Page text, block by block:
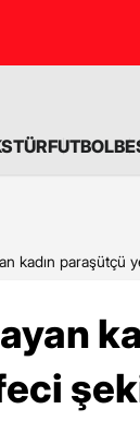
FUTBOL
kadın paraşütçü